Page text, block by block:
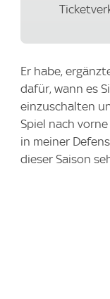
Er habe,
dafür, wann es
einzuschalten
Spiel nach
in meiner
dieser Saison